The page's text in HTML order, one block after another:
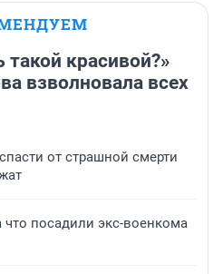
красивой?»
взволновала всех
от страшной смерти
посадили экс-военкома